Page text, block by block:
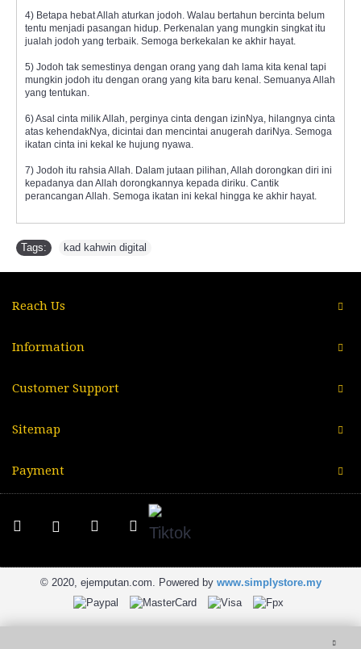
4) Betapa hebat Allah aturkan jodoh. Walau bertahun bercinta belum
tentu menjadi pasangan hidup. Perkenalan yang mungkin singkat itu
jualah jodoh yang terbaik. Semoga berkekalan ke akhir hayat.
5) Jodoh tak semestinya dengan orang yang dah lama kita kenal tapi
mungkin jodoh itu dengan orang yang kita baru kenal. Semuanya Allah
yang tentukan.
6) Asal cinta milik Allah, perginya cinta dengan izinNya, hilangnya cinta
atas kehendakNya, dicintai dan mencintai anugerah dariNya. Semoga
ikatan cinta ini kekal ke hujung nyawa.
7) Jodoh itu rahsia Allah. Dalam jutaan pilihan, Allah dorongkan diri ini
kepadanya dan Allah dorongkannya kepada diriku. Cantik
perancangan Allah. Semoga ikatan ini kekal hingga ke akhir hayat.
Tags: kad kahwin digital
Reach Us
Information
Customer Support
Sitemap
Payment
© 2020, ejemputan.com. Powered by www.simplystore.my